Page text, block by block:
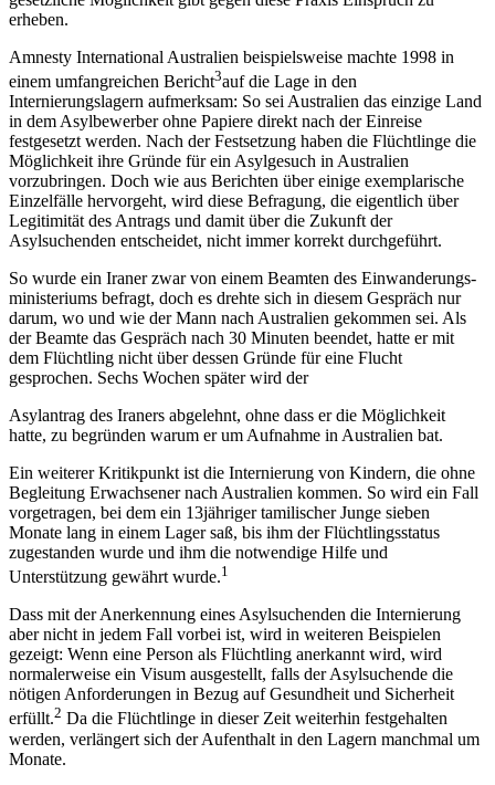
erheben.
Amnesty International Australien beispielsweise machte 1998 in
einem umfangreichen Bericht3auf die Lage in den
Internierungslagern aufmerksam: So sei Australien das einzige Land
in dem Asylbewerber ohne Papiere direkt nach der Einreise
festgesetzt werden. Nach der Festsetzung haben die Flüchtlinge die
Möglichkeit ihre Gründe für ein Asylgesuch in Australien
vorzubringen. Doch wie aus Berichten über einige exemplarische
Einzelfälle hervorgeht, wird diese Befragung, die eigentlich über
Legitimität des Antrags und damit über die Zukunft der
Asylsuchenden entscheidet, nicht immer korrekt durchgeführt.
So wurde ein Iraner zwar von einem Beamten des Einwanderungs-
ministeriums befragt, doch es drehte sich in diesem Gespräch nur
darum, wo und wie der Mann nach Australien gekommen sei. Als
der Beamte das Gespräch nach 30 Minuten beendet, hatte er mit
dem Flüchtling nicht über dessen Gründe für eine Flucht
gesprochen. Sechs Wochen später wird der
Asylantrag des Iraners abgelehnt, ohne dass er die Möglichkeit
hatte, zu begründen warum er um Aufnahme in Australien bat.
Ein weiterer Kritikpunkt ist die Internierung von Kindern, die ohne
Begleitung Erwachsener nach Australien kommen. So wird ein Fall
vorgetragen, bei dem ein 13jähriger tamilischer Junge sieben
Monate lang in einem Lager saß, bis ihm der Flüchtlingsstatus
zugestanden wurde und ihm die notwendige Hilfe und
Unterstützung gewährt wurde.1
Dass mit der Anerkennung eines Asylsuchenden die Internierung
aber nicht in jedem Fall vorbei ist, wird in weiteren Beispielen
gezeigt: Wenn eine Person als Flüchtling anerkannt wird, wird
normalerweise ein Visum ausgestellt, falls der Asylsuchende die
nötigen Anforderungen in Bezug auf Gesundheit und Sicherheit
erfüllt.2 Da die Flüchtlinge in dieser Zeit weiterhin festgehalten
werden, verlängert sich der Aufenthalt in den Lagern manchmal um
Monate.